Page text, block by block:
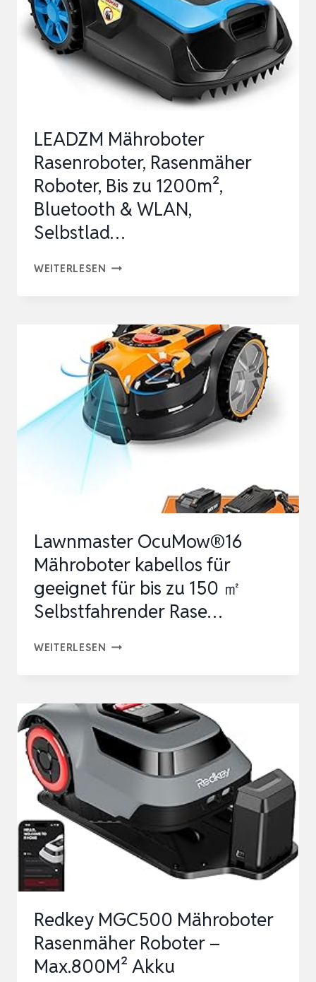
2021),
MULCHFUNKTION,
FÜR
KLEINE
RASENFLÄCHEN,
LEADZM Mähroboter
Rasenroboter, Rasenmäher
Roboter, Bis zu 1200m²,
Bluetooth & WLAN,
Selbstlad…
WEITERLESEN LEADZM
RASENMÄHER
ROBOTER,
BIS
ZU
1200M²,
BLUETOOTH
SELBSTLAD…
Lawnmaster OcuMow®16
Mähroboter kabellos für
geeignet für bis zu 150 ㎡
Selbstfahrender Rase…
WEITERLESEN LAWNMASTER
KABELLOS
FÜR
GEEIGNET
ZU
150
SELBSTFAHRENDER
Redkey MGC500 Mähroboter
Rasenmäher Roboter –
Max.800M² Akku